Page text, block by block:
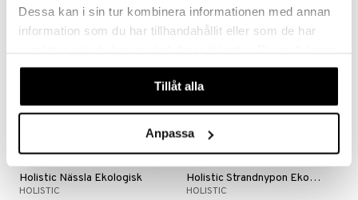
Dessa kan i sin tur kombinera informationen med annan
information som du har tillhandahållit eller som de har
våra cookies vid fortsatt användande av vår webbplats.
Tillåt alla
Anpassa
Holistic Nässla Ekologisk
HOLISTIC
Holistic Strandnypon Ekologisk
HOLISTIC